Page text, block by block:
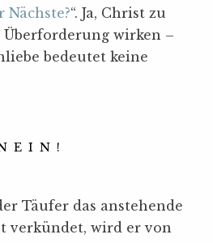
Nächste?“. Ja, Christ zu
wirken –
bedeutet keine
verkündet, wird er von